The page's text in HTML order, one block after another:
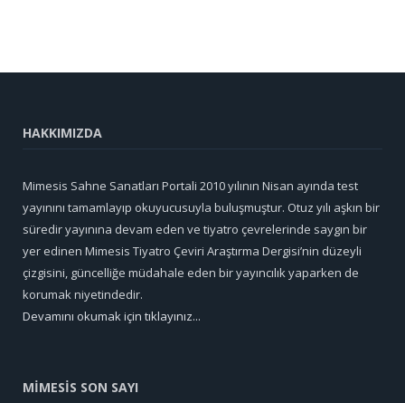
HAKKIMIZDA
Mimesis Sahne Sanatları Portali 2010 yılının Nisan ayında test
yayınını tamamlayıp okuyucusuyla buluşmuştur. Otuz yılı aşkın bir
süredir yayınına devam eden ve tiyatro çevrelerinde saygın bir
yer edinen Mimesis Tiyatro Çeviri Araştırma Dergisi’nin düzeyli
çizgisini, güncelliğe müdahale eden bir yayıncılık yaparken de
korumak niyetindedir.
Devamını okumak için tıklayınız...
MİMESİS SON SAYI